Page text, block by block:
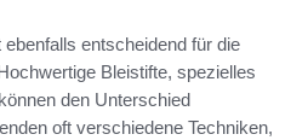
entscheidend für die
Bleistifte, spezielles
den Unterschied
oft verschiedene Techniken,